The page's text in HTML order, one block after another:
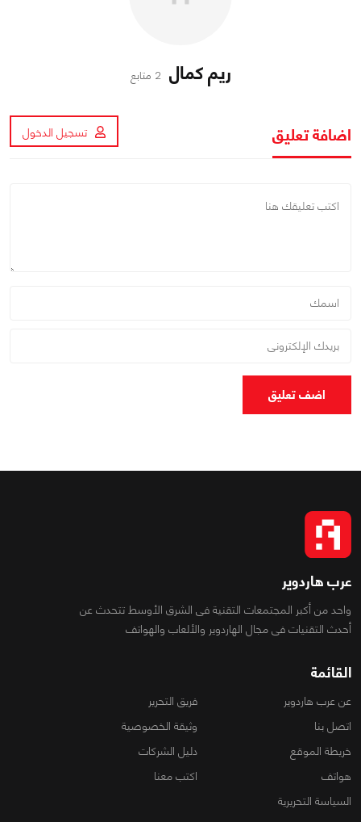
ريم كمال 2 متابع
اضافة تعليق تسجيل الدخول
اضف تعليق
عرب هاردوير
واحد من أكبر المجتمعات التقنية فى الشرق الأوسط تتحدث عن
أحدث التقنيات فى مجال الهاردوير والألعاب والهواتف
القائمة
عن عرب هاردوير
فريق التحرير
اتصل بنا
وثيقة الخصوصية
خريطة الموقع
دليل الشركات
هواتف
اكتب معنا
السياسة التحريرية